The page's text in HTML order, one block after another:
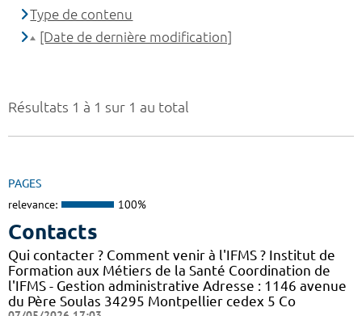
Résultats 1 à 1 sur 1 au total
PAGES
relevance: 100%
Contacts
Qui contacter ? Comment venir à l'IFMS ? Institut de
Formation aux Métiers de la Santé Coordination de
l'IFMS - Gestion administrative Adresse : 1146 avenue
du Père Soulas 34295 Montpellier cedex 5 Co
Type de contenu
[Date de dernière modification]